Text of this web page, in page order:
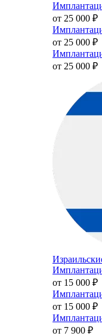
от 25 000 ₽
от 25 000 ₽
от 25 000 ₽
от 15 000 ₽
от 15 000 ₽
от 7 900 ₽